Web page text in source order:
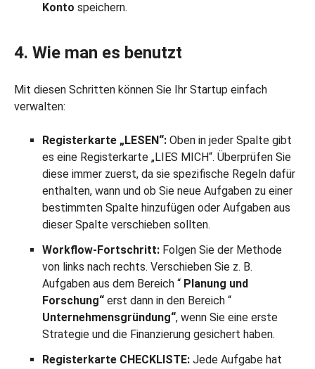
Konto speichern.
4. Wie man es benutzt
Mit diesen Schritten können Sie Ihr Startup einfach
verwalten:
Registerkarte „LESEN“: Oben in jeder Spalte gibt
es eine Registerkarte „LIES MICH“. Überprüfen Sie
diese immer zuerst, da sie spezifische Regeln dafür
enthalten, wann und ob Sie neue Aufgaben zu einer
bestimmten Spalte hinzufügen oder Aufgaben aus
dieser Spalte verschieben sollten.
Workflow-Fortschritt: Folgen Sie der Methode
von links nach rechts. Verschieben Sie z. B.
Aufgaben aus dem Bereich “ Planung und
Forschung“ erst dann in den Bereich “
Unternehmensgründung“, wenn Sie eine erste
Strategie und die Finanzierung gesichert haben.
Registerkarte CHECKLISTE: Jede Aufgabe hat